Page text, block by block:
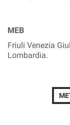
MEB
Friuli Venezia
Lombardia.